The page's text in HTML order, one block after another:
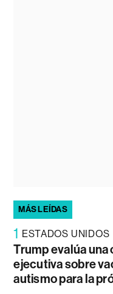
MÁS LEÍDAS
1 ESTADOS UNIDOS
Trump evalúa una
ejecutiva sobre
autismo para la